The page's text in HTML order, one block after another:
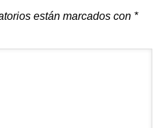
están marcados con *